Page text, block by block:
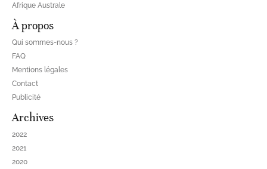
Afrique Australe
À propos
Qui sommes-nous ?
FAQ
Mentions légales
Contact
Publicité
Archives
2022
2021
2020